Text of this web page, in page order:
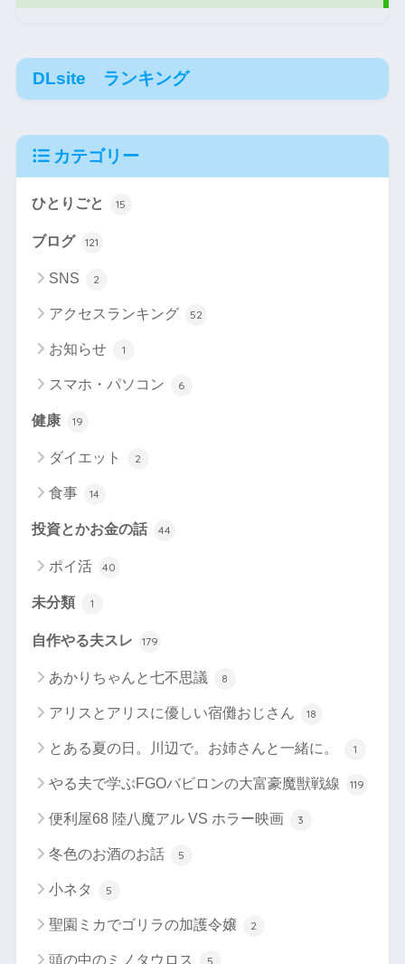
DLsite ランキング
カテゴリー
ひとりごと 15
ブログ 121
SNS 2
アクセスランキング 52
お知らせ 1
スマホ・パソコン 6
健康 19
ダイエット 2
食事 14
投資とかお金の話 44
ポイ活 40
未分類 1
自作やる夫スレ 179
あかりちゃんと七不思議 8
アリスとアリスに優しい宿儺おじさん 18
とある夏の日。川辺で。お姉さんと一緒に。 1
やる夫で学ぶFGOバビロンの大富豪魔獣戦線 119
便利屋68 陸八魔アル VS ホラー映画 3
冬色のお酒のお話 5
小ネタ 5
聖園ミカでゴリラの加護令嬢 2
頭の中のミノタウロス 5